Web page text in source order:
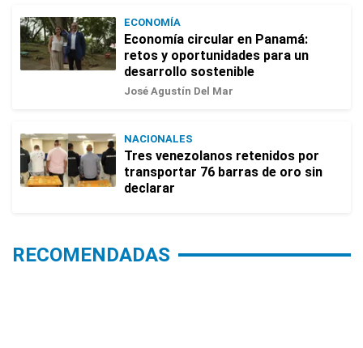
ECONOMÍA
Economía circular en Panamá:
retos y oportunidades para un
desarrollo sostenible
José Agustín Del Mar
NACIONALES
Tres venezolanos retenidos por
transportar 76 barras de oro sin
declarar
RECOMENDADAS